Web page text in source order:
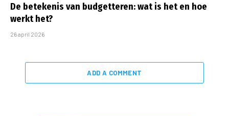
De betekenis van budgetteren: wat is het en hoe
werkt het?
26 april 2026
ADD A COMMENT